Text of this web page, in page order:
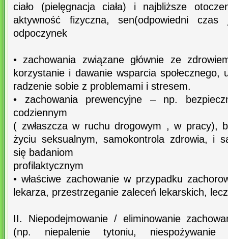
ciało (pielęgnacja ciała) i najbliższe
aktywność fizyczna, sen(odpowiedni
odpoczynek
• zachowania związane głównie ze
korzystanie i dawanie wsparcia społecznego,
radzenie sobie z problemami i stresem.
• zachowania prewencyjne – np.
codziennym
( zwłaszcza w ruchu drogowym , w pracy),
życiu seksualnym, samokontrola zdrowia, i
się badaniom
profilaktycznym
• właściwe zachowanie w przypadku
lekarza, przestrzeganie zaleceń lekarskich,
II. Niepodejmowanie / eliminowanie
(np. niepalenie tytoniu, niespożywanie